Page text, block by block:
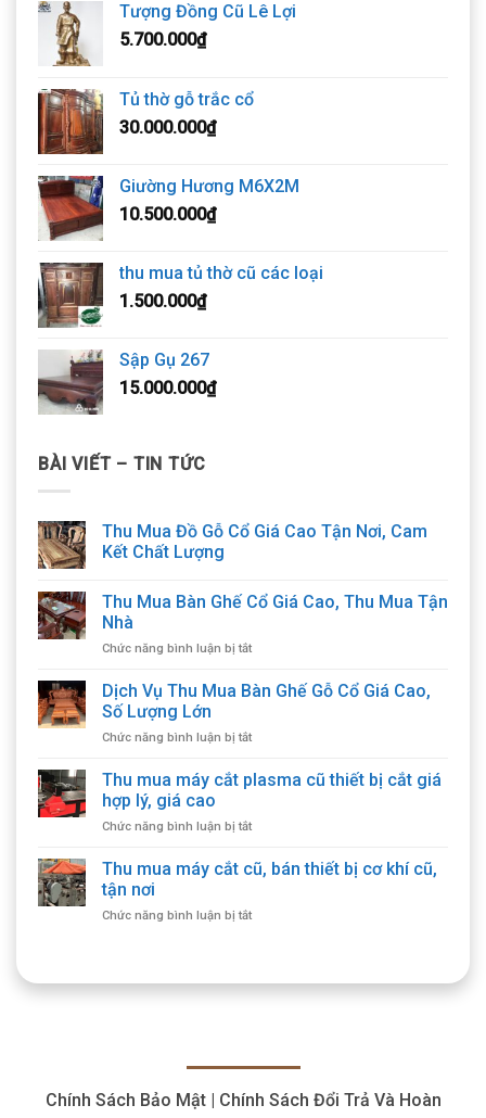
Tượng Đồng Cũ Lê Lợi
5.700.000₫
Tủ thờ gỗ trắc cổ
30.000.000₫
Giường Hương M6X2M
10.500.000₫
thu mua tủ thờ cũ các loại
1.500.000₫
Sập Gụ 267
15.000.000₫
BÀI VIẾT – TIN TỨC
Thu Mua Đồ Gỗ Cổ Giá Cao Tận Nơi, Cam
Kết Chất Lượng
Thu Mua Bàn Ghế Cổ Giá Cao, Thu Mua Tận
Nhà
Chức năng bình luận bị tắtở
Mua
Cổ
Cao,
Tận
Dịch Vụ Thu Mua Bàn Ghế Gỗ Cổ Giá Cao,
Số Lượng Lớn
Chức năng bình luận bị tắtở
Vụ
Bàn
Gỗ
Cao,
Thu mua máy cắt plasma cũ thiết bị cắt giá
hợp lý, giá cao
Chức năng bình luận bị tắtở
mua
máy
plasma
giá
Thu mua máy cắt cũ, bán thiết bị cơ khí cũ,
tận nơi
Chức năng bình luận bị tắtở
cắt
khí
Chính Sách Bảo Mật | Chính Sách Đổi Trả Và Hoàn